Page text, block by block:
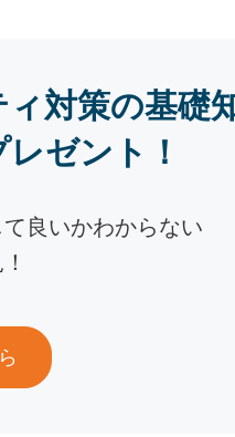
対策の基礎
ゼント！
良いかわからない